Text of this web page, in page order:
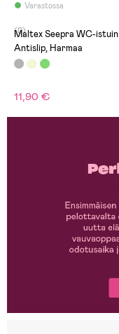
Varastossa
(0)
Maltex Seepra WC-istuin
Antislip, Harmaa
11,90 €